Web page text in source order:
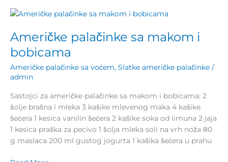
Američke palačinke sa makom i
bobicama
Američke palačinke sa voćem, Slatke američke palačinke /
admin
Sastojci za američke palačinke sa makom i bobicama: 2
šolje brašna i mleka 3 kašike mlevenog maka 4 kašike
šećera 1 kesica vanilin šećera 2 kašike soka od limuna 2 jaja
1 kesica praška za pecivo 1 šolja mleka soli na vrh noža 80
g maslaca 200 ml gustog jogurta 1 kašika šećera u prahu
Američke
sa
makom
i
bobicama